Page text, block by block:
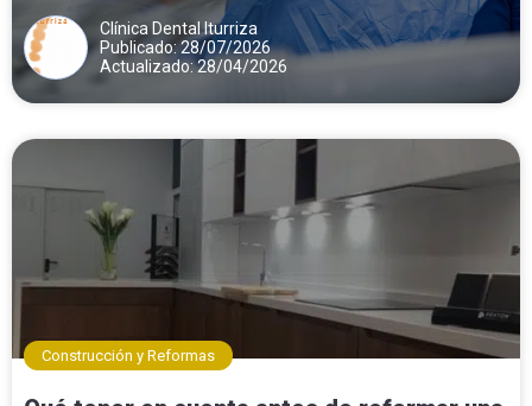
Clínica Dental Iturriza
Publicado: 28/07/2026
Actualizado: 28/04/2026
Construcción y Reformas